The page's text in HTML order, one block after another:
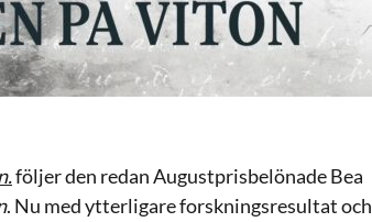
följer den redan Augustprisbelönade Bea
. Nu med ytterligare forskningsresultat och